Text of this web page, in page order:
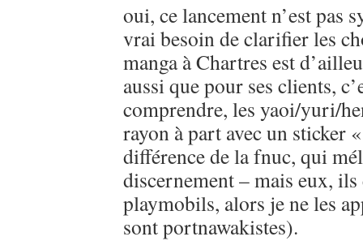
oui, ce lancement n’est pas
vrai besoin de clarifier les
manga à Chartres est
aussi que pour ses clients,
comprendre, les yaoi/yuri/
rayon à part avec un sticker
différence de la fnuc, qui
discernement – mais eux, ils
playmobils, alors je ne les
sont portnawakistes).